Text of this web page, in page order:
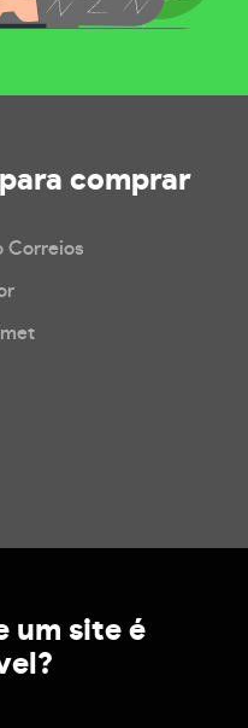
para comprar
Correios
um site é